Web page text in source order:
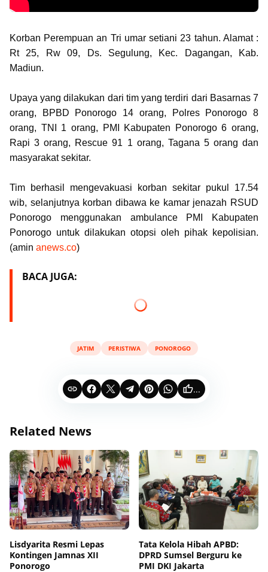
Korban Perempuan an Tri umar setiani 23 tahun. Alamat :
Rt 25, Rw 09, Ds. Segulung, Kec. Dagangan, Kab.
Madiun.
Upaya yang dilakukan dari tim yang terdiri dari Basarnas 7
orang, BPBD Ponorogo 14 orang, Polres Ponorogo 8
orang, TNI 1 orang, PMI Kabupaten Ponorogo 6 orang,
Rapi 3 orang, Rescue 91 1 orang, Tagana 5 orang dan
masyarakat sekitar.
Tim berhasil mengevakuasi korban sekitar pukul 17.54
wib, selanjutnya korban dibawa ke kamar jenazah RSUD
Ponorogo menggunakan ambulance PMI Kabupaten
Ponorogo untuk dilakukan otopsi oleh pihak kepolisian.
(amin anews.co)
BACA JUGA:
JATIM PERISTIWA PONOROGO
...
Related News
Lisdyarita Resmi Lepas
Kontingen Jamnas XII
Ponorogo
Tata Kelola Hibah APBD:
DPRD Sumsel Berguru ke
PMI DKI Jakarta